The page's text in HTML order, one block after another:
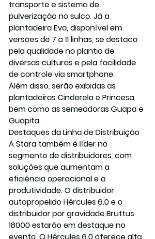
transporte e sistema de
pulverização no sulco. Já a
plantadeira Eva, disponível em
versões de 7 a 11 linhas, se destaca
pela qualidade no plantio de
diversas culturas e pela facilidade
de controle via smartphone.
Além disso, serão exibidas as
plantadeiras Cinderela e Princesa,
bem como as semeadoras Guapa e
Guapita.
Destaques da Linha de Distribuição
A Stara também é líder no
segmento de distribuidores, com
soluções que aumentam a
eficiência operacional e a
produtividade. O distribuidor
autopropelido Hércules 6.0 e o
distribuidor por gravidade Bruttus
18000 estarão em destaque no